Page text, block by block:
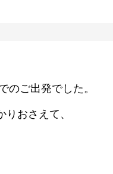
ご出発でした。
おさえて、